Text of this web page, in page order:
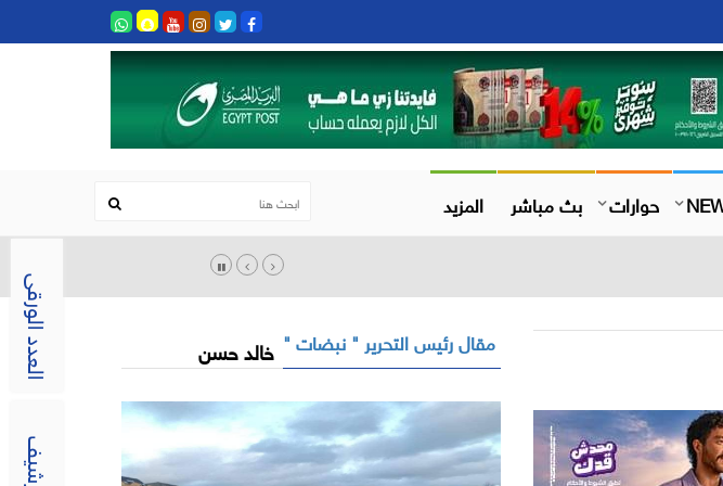
العدد الورقى
حوارات بث مباشر المزيد
مقال رئيس التحرير " نبضات " خالد حسن